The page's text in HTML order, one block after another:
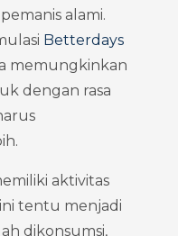
alami.
Betterdays
memungkinkan
dengan rasa
aktivitas
tentu menjadi
dikonsumsi,